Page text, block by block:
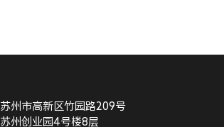
苏州市高新区竹园路209号
苏州创业园4号楼8层